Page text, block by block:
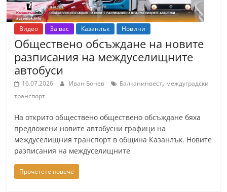
e
r
y
-
k
a
n
l
a
k
.
Видео За вас Казанлък Новини
Обществено обсъждане на новите
разписания на междуселищните
автобуси
16.07.2026 Иван Бонев Балканинвест, междуградски
транспорт
На открито обществено обществено обсъждане бяха
предложени новите автобусни графици на
междуселищния транспорт в община Казанлък. Новите
разписания на междуселищните
Прочетете повече